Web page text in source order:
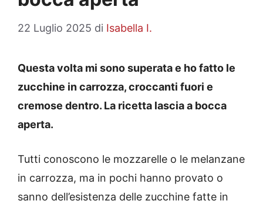
22 Luglio 2025 di Isabella I.
Questa volta mi sono superata e ho fatto le
zucchine in carrozza, croccanti fuori e
cremose dentro. La ricetta lascia a bocca
aperta.
Tutti conoscono le mozzarelle o le melanzane
in carrozza, ma in pochi hanno provato o
sanno dell’esistenza delle zucchine fatte in